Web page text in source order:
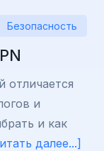
Безопасность
отличается
и
и как
далее...]